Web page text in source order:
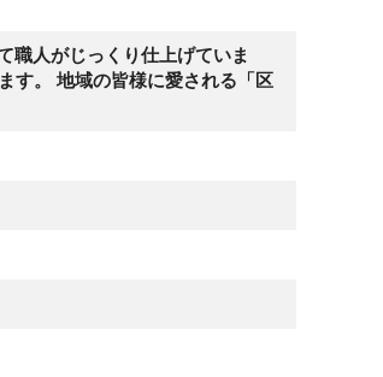
職人がじっくり仕上げていま
す。 地域の皆様に愛される「区